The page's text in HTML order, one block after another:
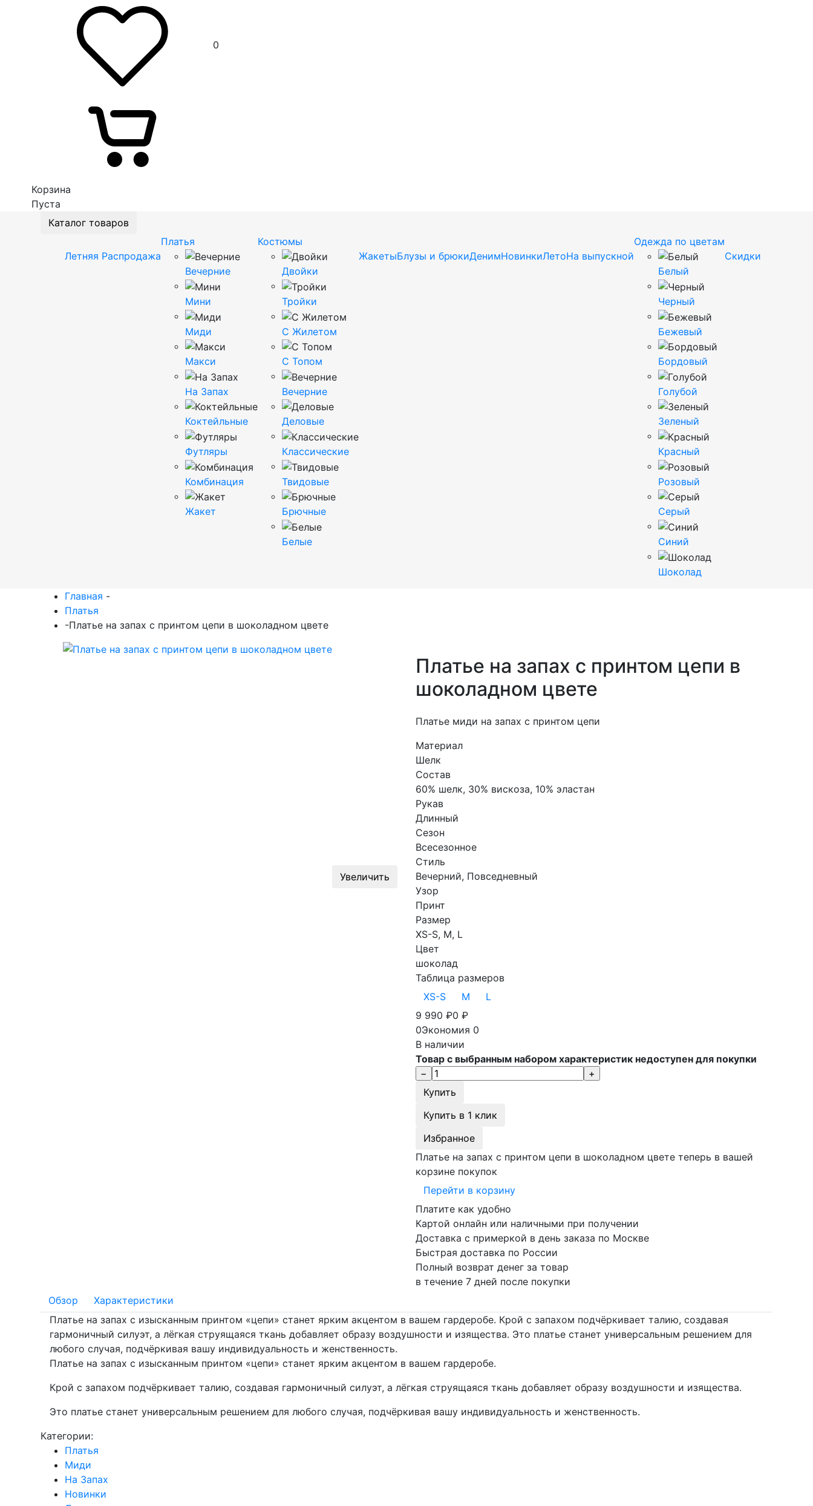
0
Корзина
Пуста
Каталог товаров
Летняя Распродажа
Платья
Вечерние
Мини
Миди
Макси
На Запах
Коктейльные
Футляры
Комбинация
Жакет
Костюмы
Двойки
Тройки
С Жилетом
С Топом
Вечерние
Деловые
Классические
Твидовые
Брючные
Белые
ЖакетыБлузы и брюкиДенимНовинкиЛетоНа выпускной
Одежда по цветам
Белый
Черный
Бежевый
Бордовый
Голубой
Зеленый
Красный
Розовый
Серый
Синий
Шоколад
Cкидки
Главная -
Платья
-Платье на запах с принтом цепи в шоколадном цвете
Увеличить
Платье на запах с принтом цепи в
шоколадном цвете
Платье миди на запах с принтом цепи
Материал
Шелк
Состав
60% шелк, 30% вискоза, 10% эластан
Рукав
Длинный
Сезон
Всесезонное
Стиль
Вечерний, Повседневный
Узор
Принт
Размер
XS-S, M, L
Цвет
шоколад
Таблица размеров
XS-S
M
L
9 990 ₽0 ₽
0Экономия 0
В наличии
Товар с выбранным набором характеристик недоступен для покупки
Купить в 1 клик
Избранное
Платье на запах с принтом цепи в шоколадном цвете теперь в вашей
корзине покупок
Перейти в корзину
Платите как удобно
Картой онлайн или наличными при получении
Доставка с примеркой в день заказа по Москве
Быстрая доставка по России
Полный возврат денег за товар
в течение 7 дней после покупки
Обзор
Характеристики
Платье на запах с изысканным принтом «цепи» станет ярким акцентом в вашем гардеробе. Крой с запахом подчёркивает талию, создавая
гармоничный силуэт, а лёгкая струящаяся ткань добавляет образу воздушности и изящества. Это платье станет универсальным решением для
любого случая, подчёркивая вашу индивидуальность и женственность.
Платье на запах с изысканным принтом «цепи» станет ярким акцентом в вашем гардеробе.
Крой с запахом подчёркивает талию, создавая гармоничный силуэт, а лёгкая струящаяся ткань добавляет образу воздушности и изящества.
Это платье станет универсальным решением для любого случая, подчёркивая вашу индивидуальность и женственность.
Категории:
Платья
Миди
На Запах
Новинки